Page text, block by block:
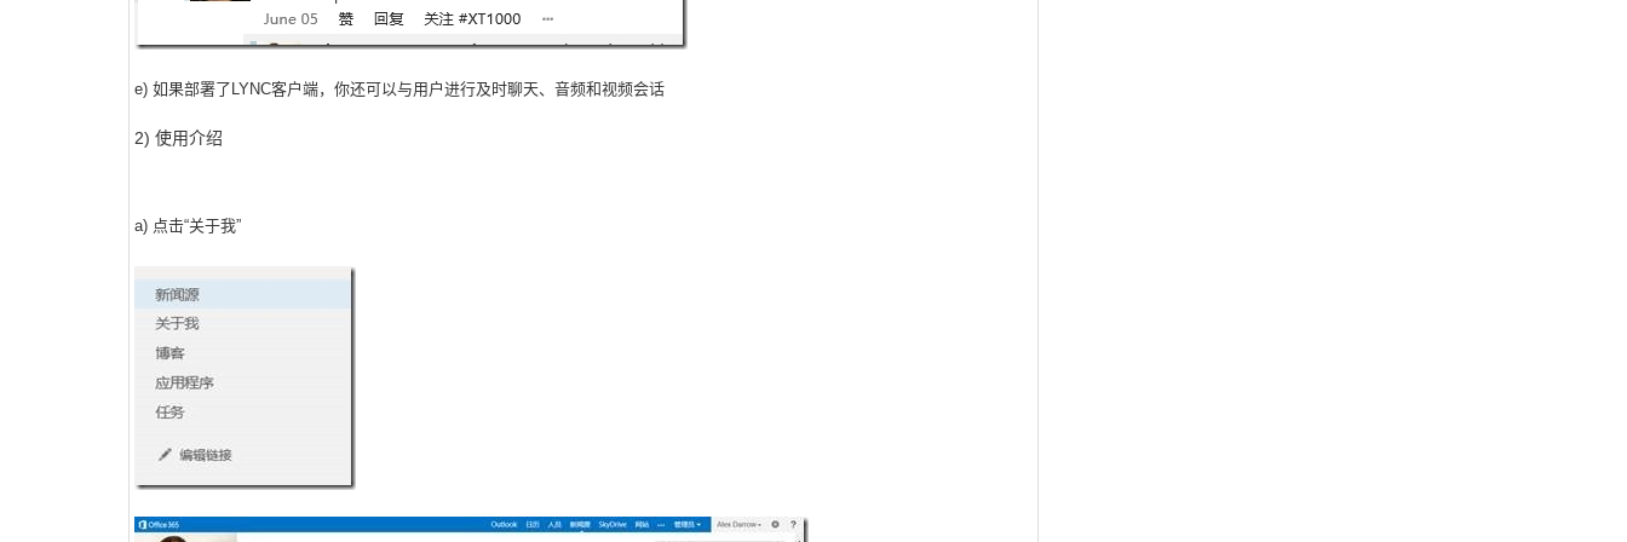
e) 如果部署了LYNC客户端，你还可以与用户进行及时聊天、音频和视频会话
2) 使用介绍
a) 点击“关于我”